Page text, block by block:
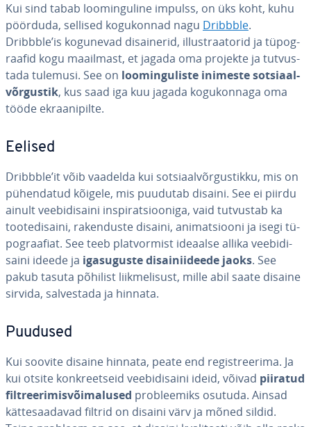
Kui sind tabab loo­min­gu­line impulss, on üks koht, kuhu
pöörduda, sellised ko­gu­kon­nad nagu Dribbble.
Dribbble’is kogunevad di­sai­ne­rid, il­lust­raa­to­rid ja tü­pog­
raa­fid kogu maailmast, et jagada oma projekte ja tut­vus­
tada tulemusi. See on loo­min­gu­liste inimeste sot­siaal­
võr­gus­tik, kus saad iga kuu jagada ko­gu­kon­naga oma
tööde ek­raa­ni­pilte.
Eelised
Dribbble’it võib vaadelda kui sot­siaal­võr­gus­tikku, mis on
pü­hen­da­tud kõigele, mis puudutab disaini. See ei piirdu
ainult vee­bi­di­saini ins­pi­rat­sioo­niga, vaid tutvustab ka
too­te­di­saini, ra­ken­duste disaini, ani­mat­siooni ja isegi tü­
pog­raa­fiat. See teeb plat­vor­mist ideaalse allika vee­bi­di­
saini ideede ja iga­su­guste di­sai­nii­deede jaoks. See
pakub tasuta põhilist liik­me­li­sust, mille abil saate disaine
sirvida, sal­ves­tada ja hinnata.
Puudused
Kui soovite disaine hinnata, peate end re­gist­ree­rima. Ja
kui otsite konk­reet­seid vee­bi­di­saini ideid, võivad piiratud
filt­ree­ri­mis­või­ma­lu­sed prob­lee­miks osutuda. Ainsad
kät­te­saa­da­vad filtrid on disaini värv ja mõned sildid.